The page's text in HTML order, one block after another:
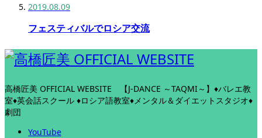
2019.08.09
フェスティバルでロシア交流
高橋匠美 OFFICIAL WEBSITE
【J-DANCE ～TAQMI～】♦バレエ教
室♦英会話スクール ♦ロシア語教室♦メンタル＆ダイエットスタジオ♦
劇団
YouTube